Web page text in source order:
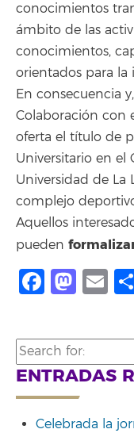
conocimientos
ámbito de las
conocimientos,
orientados para
En consecuencia
Colaboración con
oferta el título de
Universitario en el
Universidad de
complejo
Aquellos
pueden
Search
for:
ENTRADAS
Celebrada la